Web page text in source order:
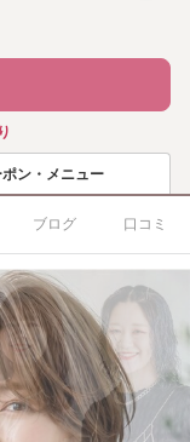
ポン・メニュー
ブログ 口コミ